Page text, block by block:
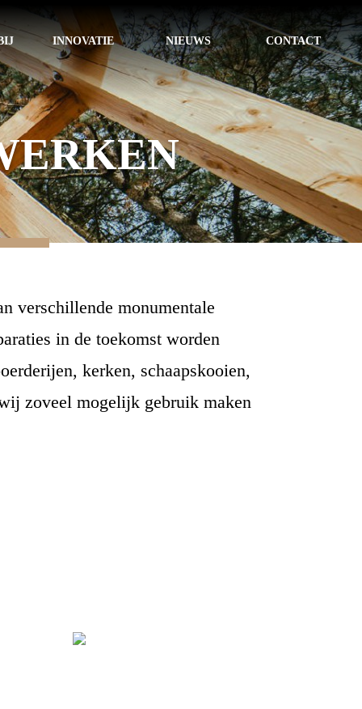
INNOVATIE NIEUWS CONTACT
verschillende monumentale
in de toekomst worden
kerken, schaapskooien,
zoveel mogelijk gebruik maken